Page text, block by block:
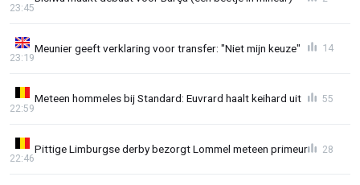
23:45
Meunier geeft verklaring voor transfer: "Niet mijn keuze"
23:19
14
Meteen hommeles bij Standard: Euvrard haalt keihard uit
22:59
55
Pittige Limburgse derby bezorgt Lommel meteen primeur
22:46
28